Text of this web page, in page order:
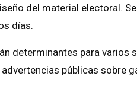
del material electoral.
días.
determinantes para varios
públicas sobre